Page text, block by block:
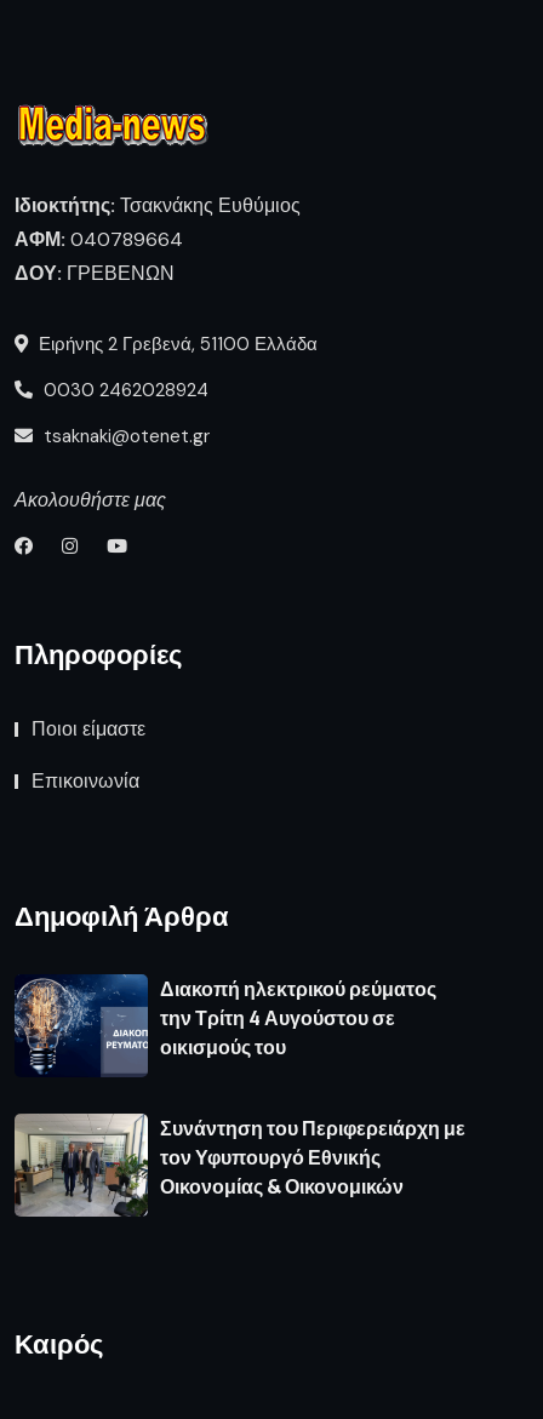
Ιδιοκτήτης: Τσακνάκης Ευθύμιος
ΑΦΜ: 040789664
ΔΟΥ: ΓΡΕΒΕΝΩΝ
Ειρήνης 2 Γρεβενά, 51100 Ελλάδα
0030 2462028924
tsaknaki@otenet.gr
Ακολουθήστε μας
Πληροφορίες
Ποιοι είμαστε
Επικοινωνία
Δημοφιλή Άρθρα
Διακοπή ηλεκτρικού ρεύματος
την Τρίτη 4 Αυγούστου σε
οικισμούς του
Συνάντηση του Περιφερειάρχη με
τον Υφυπουργό Εθνικής
Οικονομίας & Οικονομικών
Καιρός